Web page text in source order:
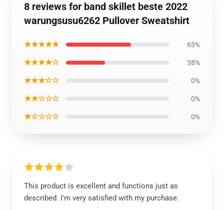
8 reviews for band skillet beste 2022
warungsusu6262 Pullover Sweatshirt
★★★★★ 63%
★★★★☆ 38%
★★★☆☆ 0%
★★☆☆☆ 0%
★☆☆☆☆ 0%
This product is excellent and functions just as
described. I'm very satisfied with my purchase.